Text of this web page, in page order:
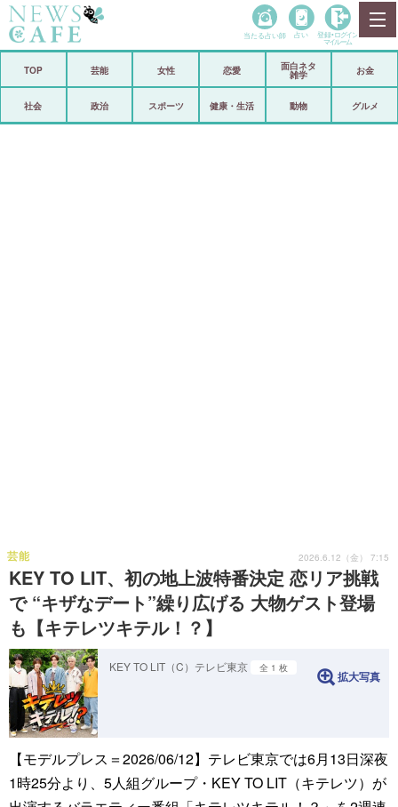
政治
当たる占い師 占い 登録• ログイン
マイルーム
TOP 芸能 女性 恋愛
面白ネタ
雑学
お金
社会 政治 スポーツ 健康・生活 動物 グルメ
KEY TO LIT、初の地上波特番決定 恋リア挑戦
で “キザなデート”繰り広げる 大物ゲスト登場
も【キテレツキテル！？】
芸能 2026.6.12（金） 7:15
KEY TO LIT（C）テレビ東京 全 1 枚
拡大写真
【モデルプレス＝2026/06/12】テレビ東京では6月13日深夜
1時25分より、5人組グループ・KEY TO LIT（キテレツ）が